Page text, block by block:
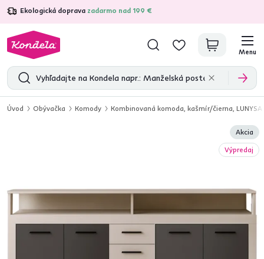
Ekologická doprava zadarmo nad 199 €
4,7 31 157overených produktových recenzií
Menu
Úvod Obývačka Komody Kombinovaná komoda, kašmír/čierna, LUNYSA
Akcia
Výpredaj